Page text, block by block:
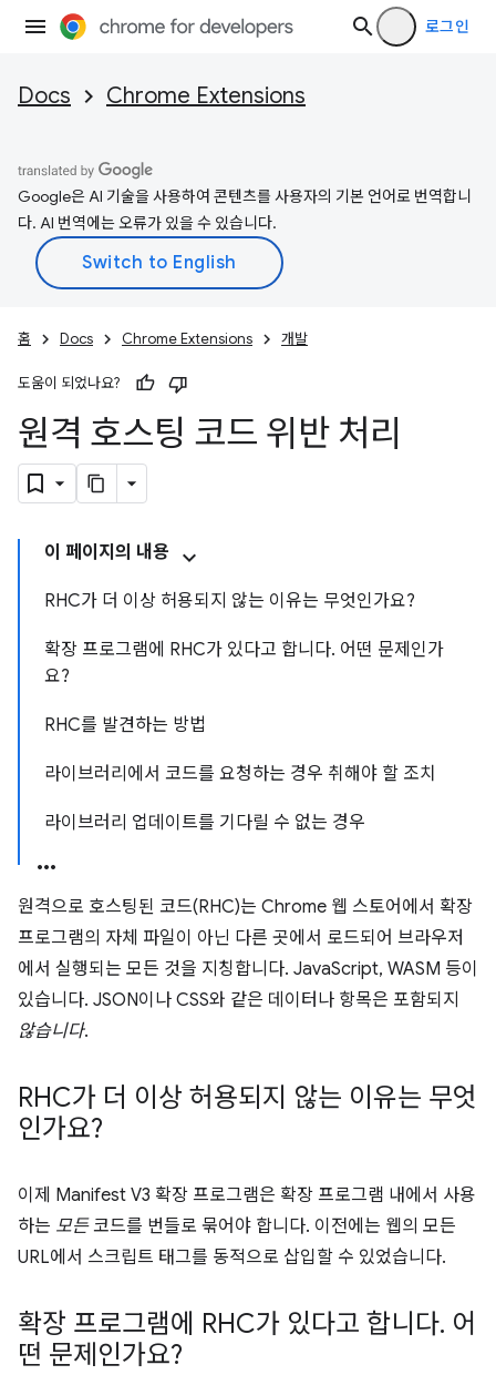
로그인
Docs Chrome Extensions
Google은 AI 기술을 사용하여 콘텐츠를 사용자의 기본 언어로 번역합니
다. AI 번역에는 오류가 있을 수 있습니다.
홈 Docs Chrome Extensions 개발
도움이 되었나요?
원격 호스팅 코드 위반 처리
이 페이지의 내용
RHC가 더 이상 허용되지 않는 이유는 무엇인가요?
확장 프로그램에 RHC가 있다고 합니다. 어떤 문제인가
요?
RHC를 발견하는 방법
라이브러리에서 코드를 요청하는 경우 취해야 할 조치
라이브러리 업데이트를 기다릴 수 없는 경우
원격으로 호스팅된 코드(RHC)는 Chrome 웹 스토어에서 확장
프로그램의 자체 파일이 아닌 다른 곳에서 로드되어 브라우저
에서 실행되는 모든 것을 지칭합니다. JavaScript, WASM 등이
있습니다. JSON이나 CSS와 같은 데이터나 항목은 포함되지
않습니다.
RHC가 더 이상 허용되지 않는 이유는 무엇
인가요?
이제 Manifest V3 확장 프로그램은 확장 프로그램 내에서 사용
하는 모든코드를 번들로 묶어야 합니다. 이전에는 웹의 모든
URL에서 스크립트 태그를 동적으로 삽입할 수 있었습니다.
확장 프로그램에 RHC가 있다고 합니다. 어
떤 문제인가요?